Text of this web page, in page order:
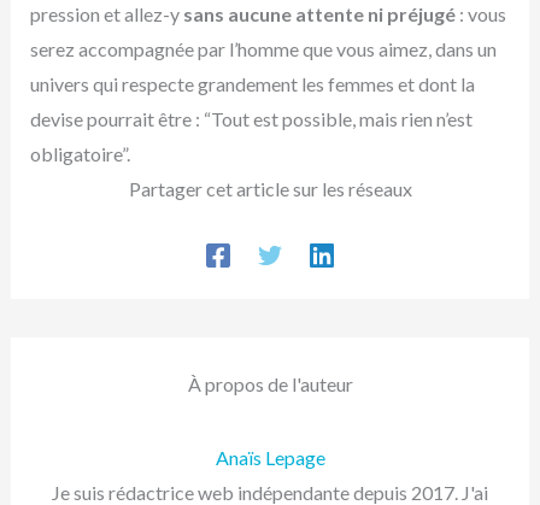
pression et allez-y sans aucune attente ni préjugé: vous
serez accompagnée par l’homme que vous aimez, dans un
univers qui respecte grandement les femmes et dont la
devise pourrait être : “Tout est possible, mais rien n’est
obligatoire”.
Partager cet article sur les réseaux
À propos de l'auteur
Anaïs Lepage
Je suis rédactrice web indépendante depuis 2017. J'ai